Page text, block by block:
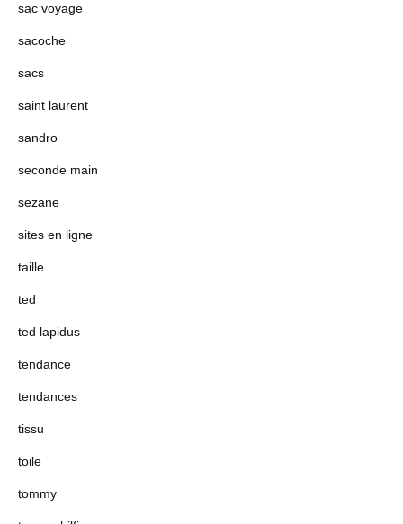
sac voyage
sacoche
sacs
saint laurent
sandro
seconde main
sezane
sites en ligne
taille
ted
ted lapidus
tendance
tendances
tissu
toile
tommy